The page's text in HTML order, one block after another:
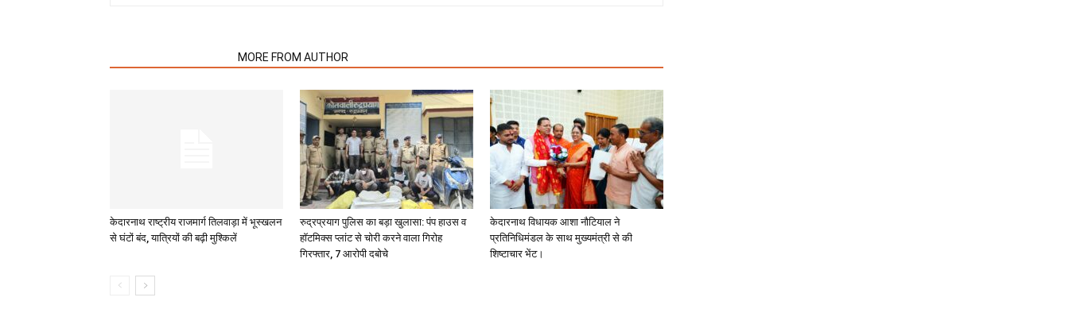
MORE FROM AUTHOR
केदारनाथ राष्ट्रीय राजमार्ग तिलवाड़ा में भूस्खलन
से घंटों बंद, यात्रियों की बढ़ी मुश्किलें
रुद्रप्रयाग पुलिस का बड़ा खुलासा: पंप हाउस व
हॉटमिक्स प्लांट से चोरी करने वाला गिरोह
गिरफ्तार, 7 आरोपी दबोचे
केदारनाथ विधायक आशा नौटियाल ने
प्रतिनिधिमंडल के साथ मुख्यमंत्री से की
शिष्टाचार भेंट।